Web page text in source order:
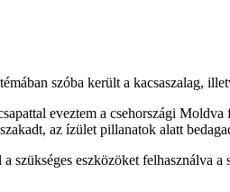
szóba került a kacsaszalag,
eveztem a csehországi
az ízület pillanatok alatt
szükséges eszközöket felhasználva a